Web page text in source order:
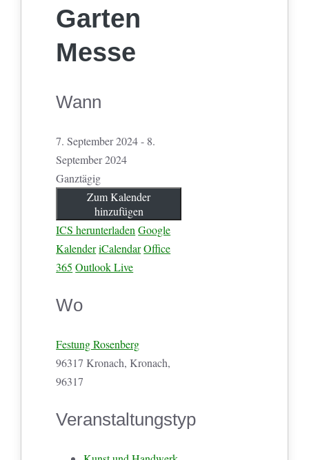
Garten
Messe
Wann
7. September 2024 - 8.
September 2024
Ganztägig
Zum Kalender
hinzufügen
ICS herunterladen Google
KalenderiCalendarOffice
365 Outlook Live
Wo
Festung Rosenberg
96317 Kronach, Kronach,
96317
Veranstaltungstyp